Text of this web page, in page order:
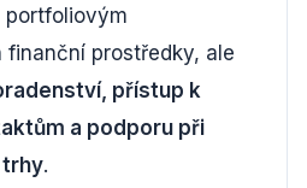
portfoliovým
prostředky, ale
přístup k
a podporu při
trhy.